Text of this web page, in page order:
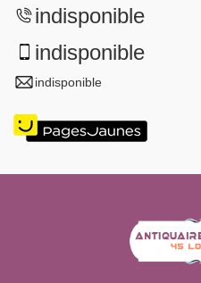
indisponible
indisponible
indisponible